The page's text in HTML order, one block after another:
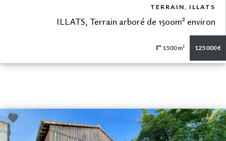
TERRAIN, ILLATS
ILLATS, Terrain arboré de 1500m² environ
1500 m² 125 000 €